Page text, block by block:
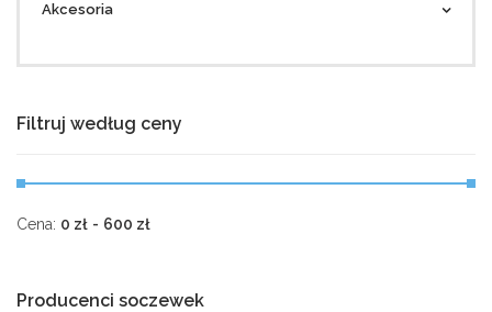
Akcesoria
Filtruj według ceny
Cena: 0 zł - 600 zł
Producenci soczewek